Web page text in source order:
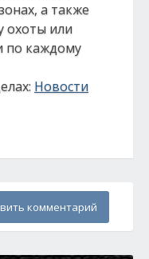
а также
охоты или
по каждому
Новости
комментарий